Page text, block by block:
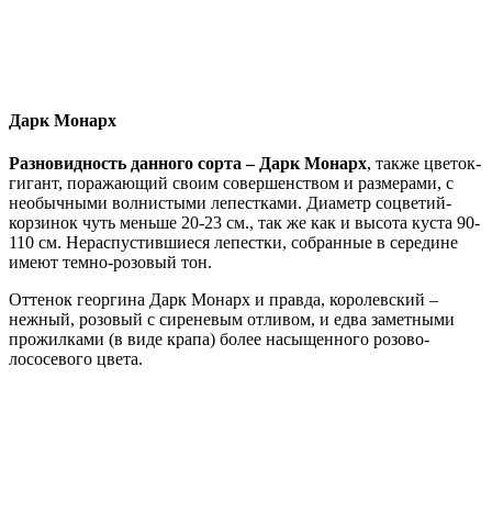
Дарк Монарх
Разновидность данного сорта – Дарк Монарх, также цветок-
гигант, поражающий своим совершенством и размерами, с
необычными волнистыми лепестками. Диаметр соцветий-
корзинок чуть меньше 20-23 см., так же как и высота куста 90-
110 см. Нераспустившиеся лепестки, собранные в середине
имеют темно-розовый тон.
Оттенок георгина Дарк Монарх и правда, королевский –
нежный, розовый с сиреневым отливом, и едва заметными
прожилками (в виде крапа) более насыщенного розово-
лососевого цвета.